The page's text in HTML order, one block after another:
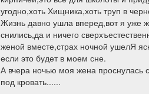
угодно,хоть Хищника,хоть труп в
Жизнь давно ушла вперед,вот я уже
снились,да и ничего
женой вместе,страх ночной ушелЯ
если это будет в моем сне.
А вчера ночью моя жена проснулась
под кровать......